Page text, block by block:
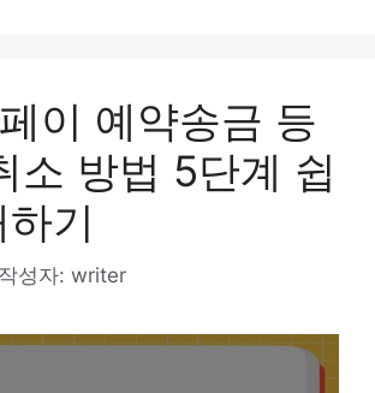
이 예약송금 등
소 방법 5단계 쉽
기
작성자: writer